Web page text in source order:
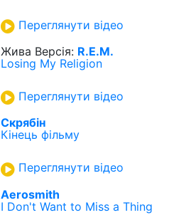
Переглянути відео
Жива Версія: R.E.M.
Losing My Religion
Переглянути відео
Скрябін
Кінець фільму
Переглянути відео
Aerosmith
I Don't Want to Miss a Thing